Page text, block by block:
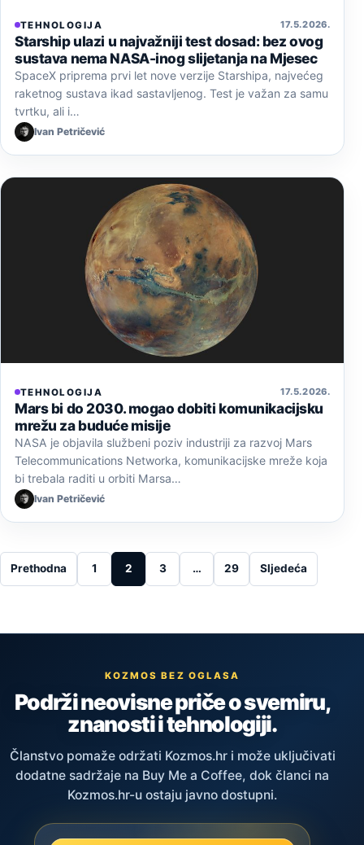
TEHNOLOGIJA 17. 5. 2026.
Starship ulazi u najvažniji test dosad: bez ovog
sustava nema NASA-inog slijetanja na Mjesec
SpaceX priprema prvi let nove verzije Starshipa, najvećeg
raketnog sustava ikad sastavljenog. Test je važan za samu
tvrtku, ali i…
Ivan Petričević
TEHNOLOGIJA 17. 5. 2026.
Mars bi do 2030. mogao dobiti komunikacijsku
mrežu za buduće misije
NASA je objavila službeni poziv industriji za razvoj Mars
Telecommunications Networka, komunikacijske mreže koja
bi trebala raditi u orbiti Marsa…
Ivan Petričević
Posts pagination
Prethodna 1 2 3 … 29 Sljedeća
KOZMOS BEZ OGLASA
Podrži neovisne priče o svemiru,
znanosti i tehnologiji.
Članstvo pomaže održati Kozmos.hr i može uključivati
dodatne sadržaje na Buy Me a Coffee, dok članci na
Kozmos.hr-u ostaju javno dostupni.